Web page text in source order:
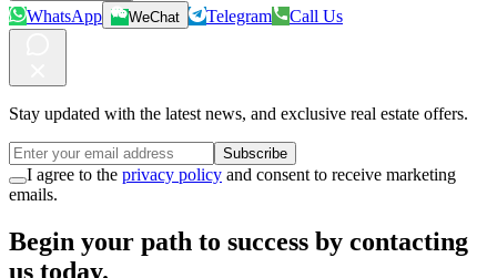
WhatsApp WeChat Telegram Call Us
Stay updated with the latest news, and exclusive real estate offers.
Subscribe
I agree to the privacy policy and consent to receive marketing
emails.
Begin your path to success by contacting
us today.